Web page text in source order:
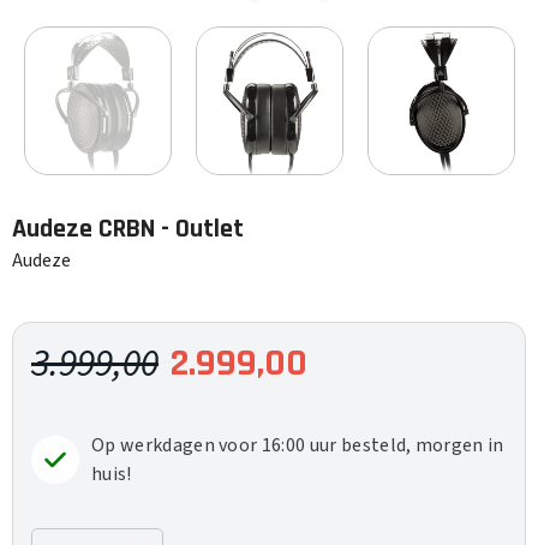
Audeze CRBN - Outlet
Audeze
3.999,00 2.999,00
Op werkdagen voor 16:00 uur besteld, morgen in
huis!